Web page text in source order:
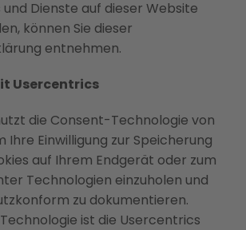
Dienste auf dieser Website
können Sie dieser
entnehmen.
Usercentrics
die Consent-Technologie von
Ihre Einwilligung zur Speicherung
auf Ihrem Endgerät oder zum
Technologien einzuholen und
zu dokumentieren.
ist die Usercentrics